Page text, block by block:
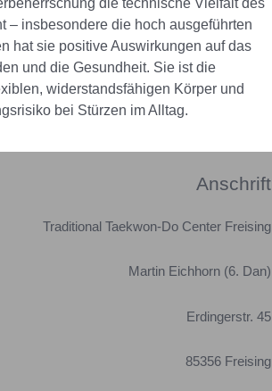
die technische Vielfalt des
– insbesondere die hoch ausgeführten
hat sie positive Auswirkungen auf das
und die Gesundheit. Sie ist die
widerstandsfähigen Körper und
bei Stürzen im Alltag.
Anschrift
Traditional Taekwon-Do Center Freising
Martin Eichhorn (6. Dan)
Erdingerstr. 45
85356 Freising